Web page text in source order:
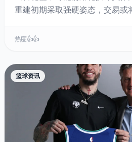
重建初期采取强硬姿态，交易或
热度 👍👍
篮球资讯